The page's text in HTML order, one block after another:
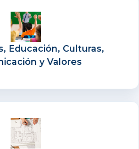
Educación, Culturas,
y Valores